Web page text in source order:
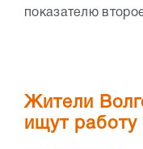
показателю
Жители
ищут работу